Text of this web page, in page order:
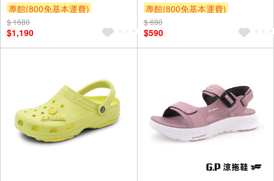
專館(800免基本運費)
滿額9折
$ 1680
$1,190
專館(800免基本運費)
滿額9折
$ 690
$590